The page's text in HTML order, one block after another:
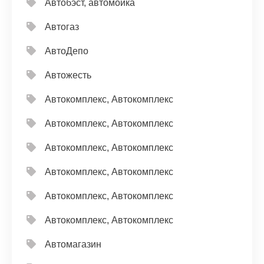
Автобэст, автомойка
Автогаз
АвтоДепо
Автожесть
Автокомплекс, Автокомплекс
Автокомплекс, Автокомплекс
Автокомплекс, Автокомплекс
Автокомплекс, Автокомплекс
Автокомплекс, Автокомплекс
Автокомплекс, Автокомплекс
Автомагазин